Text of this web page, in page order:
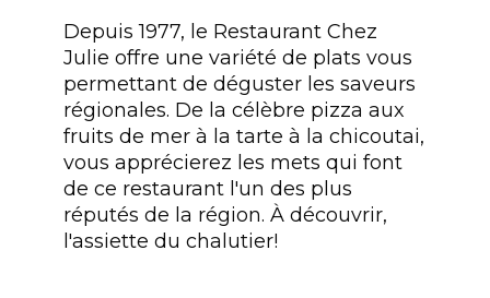
Depuis 1977, le Restaurant Chez
Julie offre une variété de plats vous
permettant de déguster les saveurs
régionales. De la célèbre pizza aux
fruits de mer à la tarte à la chicoutai,
vous apprécierez les mets qui font
de ce restaurant l'un des plus
réputés de la région. À découvrir,
l'assiette du chalutier!